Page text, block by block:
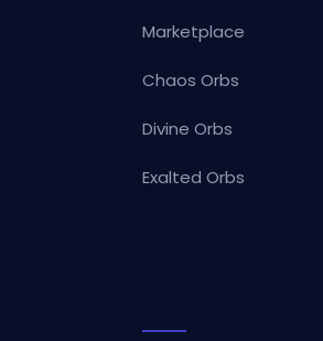
Marketplace
Chaos Orbs
Divine Orbs
Exalted Orbs